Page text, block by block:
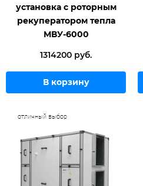
установка с роторным
рекуператором тепла
МВУ-6000
1314200 руб.
В корзину
отличный выбор